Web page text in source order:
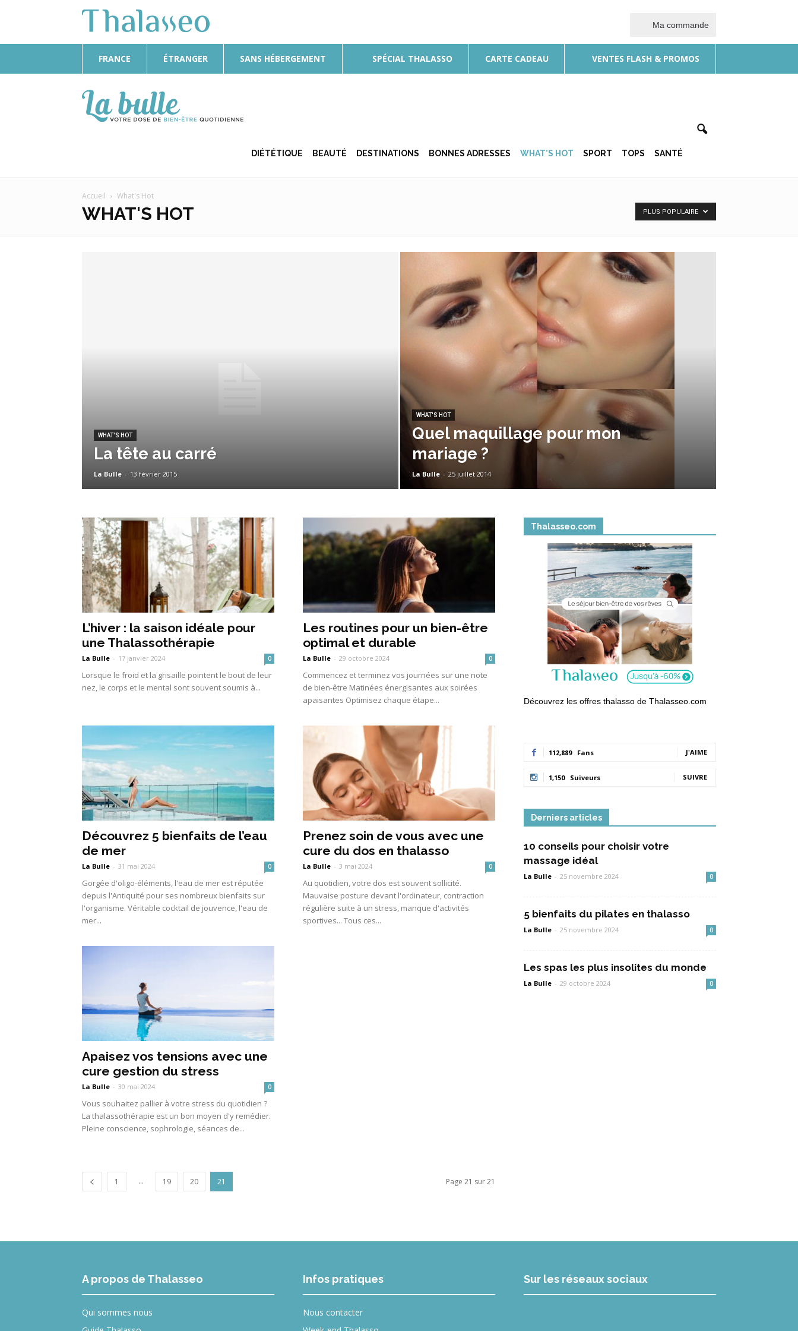
Ma commande
FRANCE ÉTRANGER SANS HÉBERGEMENT SPÉCIAL THALASSO CARTE CADEAU VENTES FLASH & PROMOS
Bulle
DIÉTÉTIQUE BEAUTÉ DESTINATIONS BONNES ADRESSES WHAT’S HOT SPORT TOPS SANTÉ
Accueil What's Hot
WHAT'S HOT PLUS POPULAIRE
WHAT'S HOT
La tête au carré
La Bulle - 13 février 2015
WHAT'S HOT
Quel maquillage pour mon
mariage ?
La Bulle - 25 juillet 2014
L’hiver : la saison idéale pour
une Thalassothérapie
La Bulle - 17 janvier 2024 0
Lorsque le froid et la grisaille pointent le bout de leur
nez, le corps et le mental sont souvent soumis à...
Les routines pour un bien-être
optimal et durable
La Bulle - 29 octobre 2024 0
Commencez et terminez vos journées sur une note
de bien-être Matinées énergisantes aux soirées
apaisantes Optimisez chaque étape...
Découvrez 5 bienfaits de l’eau
de mer
La Bulle - 31 mai 2024 0
Gorgée d'oligo-éléments, l'eau de mer est réputée
depuis l'Antiquité pour ses nombreux bienfaits sur
l'organisme. Véritable cocktail de jouvence, l'eau de
mer...
Prenez soin de vous avec une
cure du dos en thalasso
La Bulle - 3 mai 2024 0
Au quotidien, votre dos est souvent sollicité.
Mauvaise posture devant l'ordinateur, contraction
régulière suite à un stress, manque d'activités
sportives... Tous ces...
Apaisez vos tensions avec une
cure gestion du stress
La Bulle - 30 mai 2024 0
Vous souhaitez pallier à votre stress du quotidien ?
La thalassothérapie est un bon moyen d'y remédier.
Pleine conscience, sophrologie, séances de...
1 ... 19 20 21 Page 21 sur 21
Thalasseo.com
Découvrez les offres thalasso de Thalasseo.com
112,889 Fans J'AIME
1,150 Suiveurs SUIVRE
Derniers articles
10 conseils pour choisir votre
massage idéal
La Bulle - 25 novembre 2024 0
5 bienfaits du pilates en thalasso
La Bulle - 25 novembre 2024 0
Les spas les plus insolites du monde
La Bulle - 29 octobre 2024 0
A propos de Thalasseo
Qui sommes nous
Infos pratiques
Nous contacter
Sur les réseaux sociaux